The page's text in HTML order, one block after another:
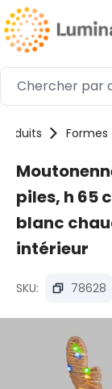
Passer au
Formes
piles, h 65
blanc
intérieur
SKU: 78628